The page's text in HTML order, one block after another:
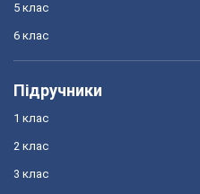
5 клас
6 клас
Підручники
1 клас
2 клас
3 клас